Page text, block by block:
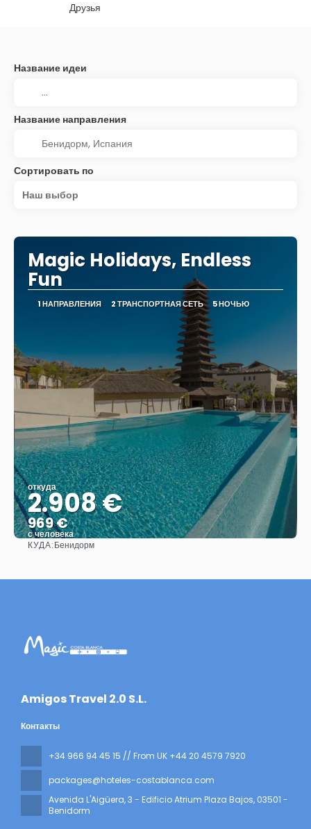
Друзья
Название идеи
Название направления
Сортировать по
Наш выбор
Magic Holidays, Endless
Fun
1 НАПРАВЛЕНИЯ 2 ТРАНСПОРТНАЯ СЕТЬ 5 НОЧЬЮ
откуда
2.908 €
969 €
с человека
КУДА:Бенидорм
​Amigos Travel 2.0 S.L.
Контакты
+34 966 94 45 15 // From UK +44 20 4579 7920
packages@hoteles-costablanca.com
Avenida L'Aigüera, 3 - Edificio Atrium Plaza Bajos, 03501 -
Benidorm